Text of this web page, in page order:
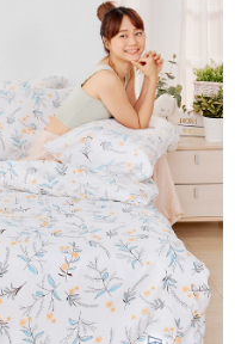
」於每月結算日後寄送繳費提
碼／台灣大直營門市／銀行轉
。
以下簡稱本公司）所提供，讓
，並由商店將買賣／分期付款
帳單繳交帳款。
關係目的，商店將以您的個人
哥大進項蒐集、處理及利用，
認、核對及更正。
oppay.tw/userRule
將跳轉至「AFTEE先享後付」
完成結帳。
。
中的連結，可透過四大超商／
為交易完成。
但若您需要取消訂單，請聯絡
視為有效，需透過AFTEE先享
結帳頁面顯示為準，若有關於
問，請聯繫「AFTEE先享後付
support/home